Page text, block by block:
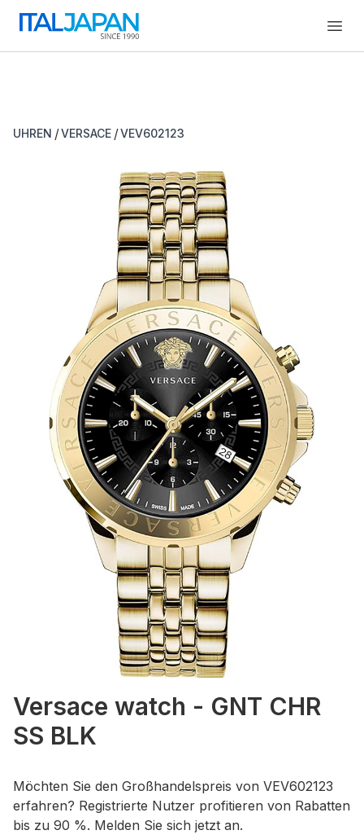
UHREN /VERSACE /VEV602123
Versace watch - GNT CHR
SS BLK
Möchten Sie den Großhandelspreis von VEV602123
erfahren? Registrierte Nutzer profitieren von Rabatten
bis zu 90 %. Melden Sie sich jetzt an.